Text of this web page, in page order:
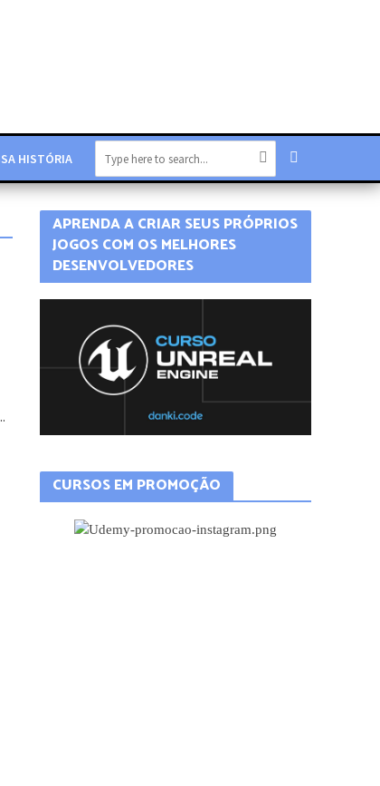
HISTÓRIA
APRENDA A CRIAR SEUS PRÓPRIOS
JOGOS COM OS MELHORES
DESENVOLVEDORES
CURSOS EM PROMOÇÃO